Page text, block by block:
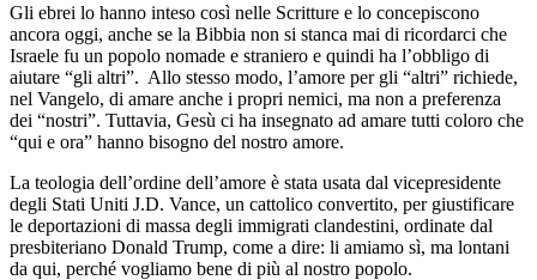
Gli ebrei lo hanno inteso così nelle Scritture e lo concepiscono
ancora oggi, anche se la Bibbia non si stanca mai di ricordarci che
Israele fu un popolo nomade e straniero e quindi ha l’obbligo di
aiutare “gli altri”. Allo stesso modo, l’amore per gli “altri” richiede,
nel Vangelo, di amare anche i propri nemici, ma non a preferenza
dei “nostri”. Tuttavia, Gesù ci ha insegnato ad amare tutti coloro che
“qui e ora” hanno bisogno del nostro amore.
La teologia dell’ordine dell’amore è stata usata dal vicepresidente
degli Stati Uniti J.D. Vance, un cattolico convertito, per giustificare
le deportazioni di massa degli immigrati clandestini, ordinate dal
presbiteriano Donald Trump, come a dire: li amiamo sì, ma lontani
da qui, perché vogliamo bene di più al nostro popolo.